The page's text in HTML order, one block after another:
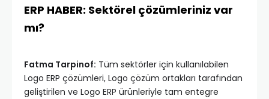
ERP HABER: Sektörel çözümleriniz var
mı?
Fatma Tarpinof: Tüm sektörler için kullanılabilen
Logo ERP çözümleri, Logo çözüm ortakları tarafından
geliştirilen ve Logo ERP ürünleriyle tam entegre